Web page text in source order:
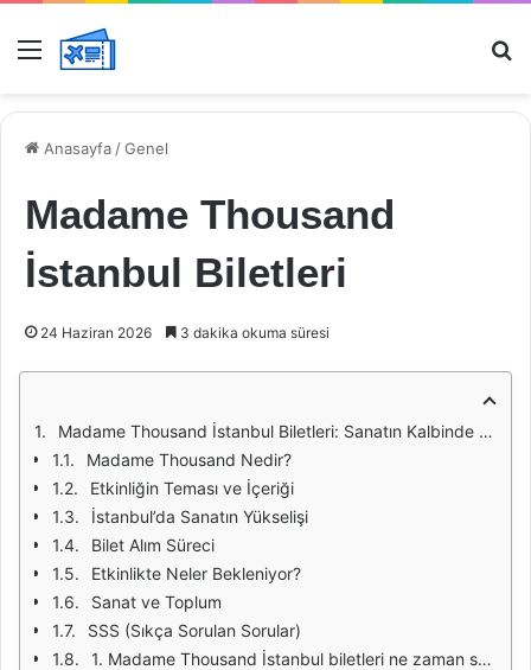
Menü
Anasayfa /Genel
Madame Thousand
İstanbul Biletleri
24 Haziran 2026 3 dakika okuma süresi
Madame Thousand İstanbul Biletleri: Sanatın Kalbinde Bir Yolculuk
Madame Thousand Nedir?
Etkinliğin Teması ve İçeriği
İstanbul’da Sanatın Yükselişi
Bilet Alım Süreci
Etkinlikte Neler Bekleniyor?
Sanat ve Toplum
SSS (Sıkça Sorulan Sorular)
1. Madame Thousand İstanbul biletleri ne zaman satışa sunuluyor?